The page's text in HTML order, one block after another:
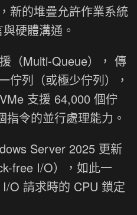
新的堆疊允許作業系統
硬體溝通。
（Multi-Queue）， 傳
佇列（或極少佇列），
支援 64,000 個佇
令的並行處理能力。
Server 2025 更新
free I/O），如此一
O 請求時的 CPU 鎖定